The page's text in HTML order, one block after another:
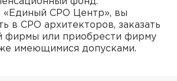
«Единый СРО Центр», вы
в СРО архитекторов, заказать
фирмы или приобрести фирму
имеющимися допусками.